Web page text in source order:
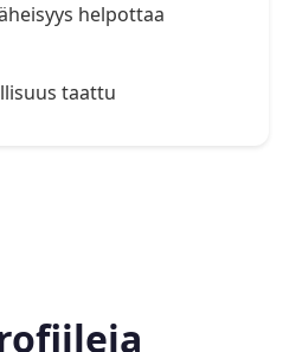
helpottaa
taattu